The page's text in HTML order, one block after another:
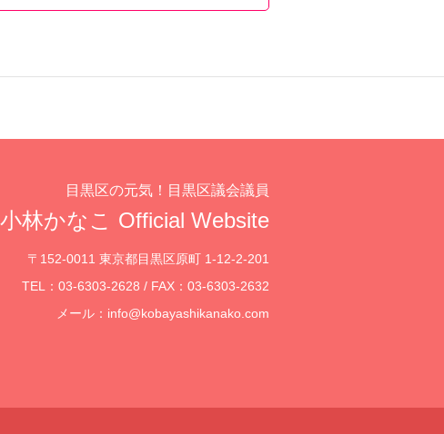
目黒区の元気！目黒区議会議員
小林かなこ Official Website
〒152-0011 東京都目黒区原町 1-12-2-201
TEL：03-6303-2628 / FAX：03-6303-2632
メール： info@kobayashikanako.com